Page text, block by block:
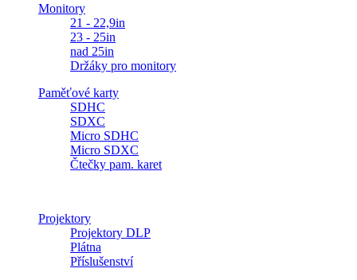
Monitory
21 - 22,9in
23 - 25in
nad 25in
Držáky pro monitory
Paměťové karty
SDHC
SDXC
Micro SDHC
Micro SDXC
Čtečky pam. karet
Projektory
Projektory DLP
Plátna
Příslušenství